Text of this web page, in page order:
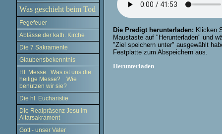
Was geschieht beim Tod
Fegefeuer
Ablässe der kath. Kirche
Die 7 Sakramente
Glaubensbekenntnis
Hl. Messe. Was ist uns die
heilige Messe? Wie
benützen wir sie?
Die hl. Eucharistie
Die Realpräsenz Jesu im
Altarsakrament
Gott - unser Vater
Die Predigt herunterladen: Klicken
Maustaste auf "Herunterladen" und
"Ziel speichern unter" ausgewählt
Festplatte zum Abspeichern aus.
Herunterladen